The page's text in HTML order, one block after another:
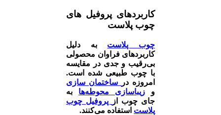
کاربردهای پروفیل های
چوب پلاست
چوب پلاست به دلیل
کاربردهای فراوان محصولی
بی‌رقیب و جدی در مقایسه
با چوب طبیعی شده است.
امروزه در
ساختمان سازی
و زیباسازی محوطه‌ها به
جای چوب از
پروفیل چوب
پلاست استفاده می‌کنند.